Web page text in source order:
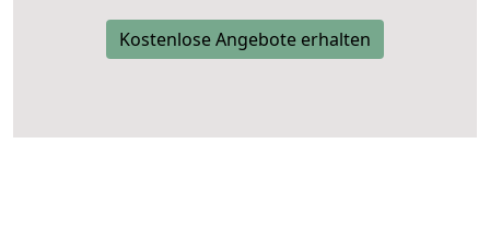
Kostenlose Angebote erhalten